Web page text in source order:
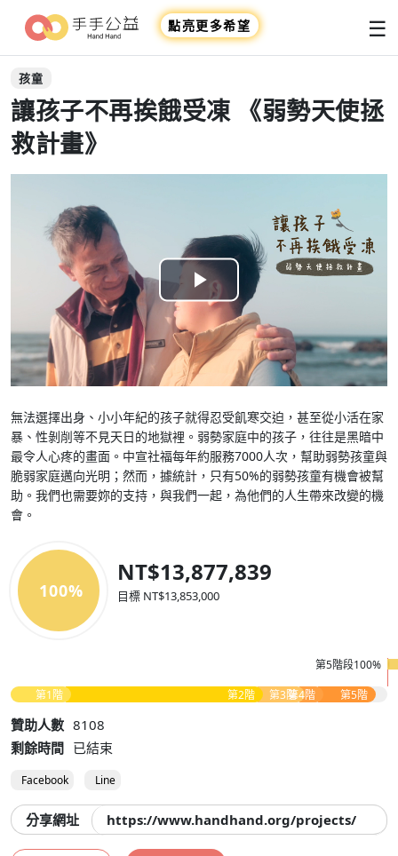
點亮更多希望 ☰
孩童
讓孩子不再挨餓受凍 《弱勢天使拯
救計畫》
Play
Video
無法選擇出身、小小年紀的孩子就得忍受飢寒交迫，甚至從小活在家
暴、性剝削等不見天日的地獄裡。弱勢家庭中的孩子，往往是黑暗中
最令人心疼的畫面。中宣社福每年約服務7000人次，幫助弱勢孩童與
脆弱家庭邁向光明；然而，據統計，只有50%的弱勢孩童有機會被幫
助。我們也需要妳的支持，與我們一起，為他們的人生帶來改變的機
會。
100%
NT$13,877,839
目標 NT$13,853,000
第5階段100%
第1階
第2階 第3階第4階 第5階
贊助人數 8108
剩餘時間 已結束
Facebook Line
分享網址 https://www.handhand.org/projects/